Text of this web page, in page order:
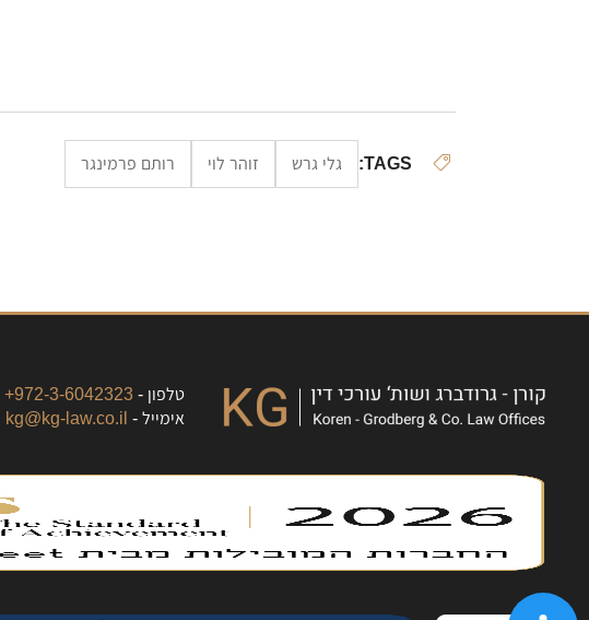
TAGS: גלי גרש זוהר לוי רותם פרמינגר
טלפון -972-3-6042323+
אימייל - kg@kg-law.co.il